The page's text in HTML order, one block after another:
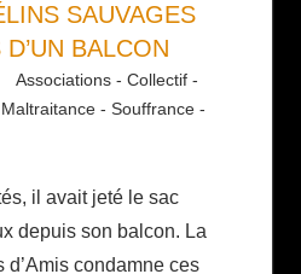
SAUVAGES
BALCON
Daniel
Associations - Collectif -
Maltraitance - Souffrance -
il avait jeté le sac
depuis son balcon. La
condamne ces